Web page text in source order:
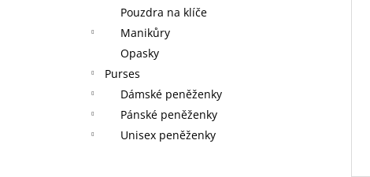
Pouzdra na klíče
Manikůry
Opasky
Purses
Dámské peněženky
Pánské peněženky
Unisex peněženky